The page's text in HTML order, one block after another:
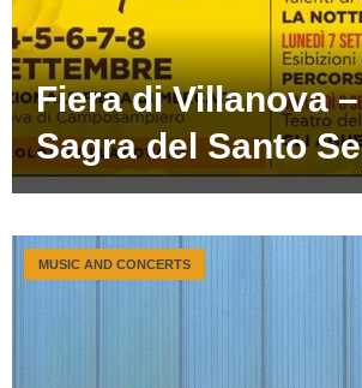
Fiera di Villanova
Sagra del Santo
MUSIC AND CONCERTS